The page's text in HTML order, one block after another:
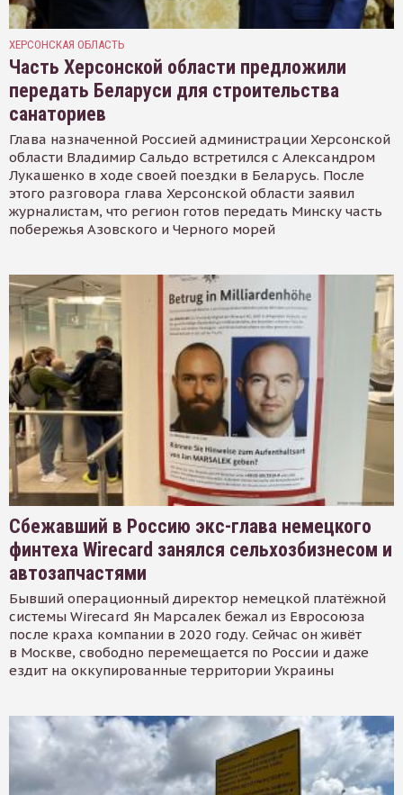
ХЕРСОНСКАЯ ОБЛАСТЬ
Часть Херсонской области предложили
передать Беларуси для строительства
санаториев
Глава назначенной Россией администрации Херсонской
области Владимир Сальдо встретился с Александром
Лукашенко в ходе своей поездки в Беларусь. После
этого разговора глава Херсонской области заявил
журналистам, что регион готов передать Минску часть
побережья Азовского и Черного морей
Сбежавший в Россию экс-глава немецкого
финтеха Wirecard занялся сельхозбизнесом и
автозапчастями
Бывший операционный директор немецкой платёжной
системы Wirecard Ян Марсалек бежал из Евросоюза
после краха компании в 2020 году. Сейчас он живёт
в Москве, свободно перемещается по России и даже
ездит на оккупированные территории Украины